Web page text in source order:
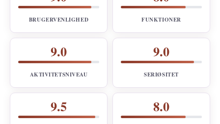
BRUGERVENLIGHED FUNKTIONER
9.0
AKTIVITETSNIVEAU
9.0
SERIØSITET
9.5 8.0